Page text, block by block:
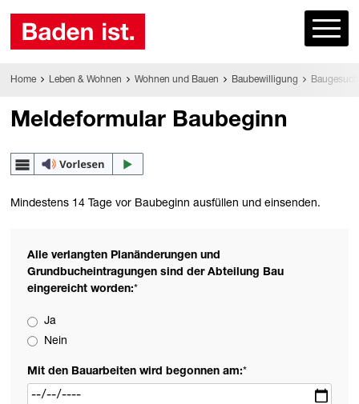
Home Leben & Wohnen Wohnen und Bauen Baubewilligung
Meldeformular Baubeginn
Mindestens 14 Tage vor Baubeginn ausfüllen und einsenden.
Alle verlangten Planänderungen und
Grundbucheintragungen sind der Abteilung Bau
eingereicht worden:*
Ja
Nein
Mit den Bauarbeiten wird begonnen am:*